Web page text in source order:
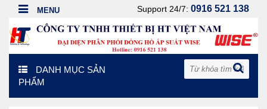
Support 24/7: 0916 521 138
DANH MỤC SẢN
PHẨM